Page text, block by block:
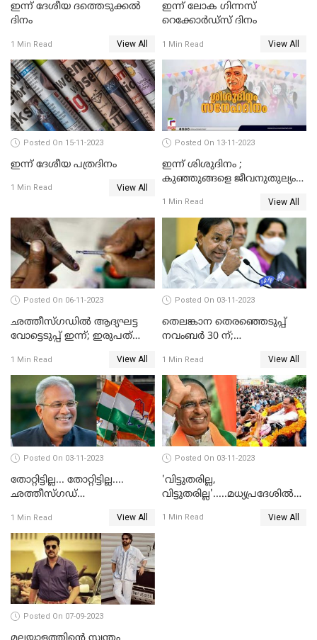
ഇന്ന് ദേശീയ ദത്തെടുക്കല്‍
ദിനം
1 Min Read View All
ഇന്ന് ലോക ഗിന്നസ്
റെക്കോര്‍ഡ്‌സ് ദിനം
1 Min Read View All
Posted On 15-11-2023
ഇന്ന് ദേശീയ പത്രദിനം
1 Min Read View All
Posted On 13-11-2023
ഇന്ന് ശിശുദിനം ;
കുഞ്ഞുങ്ങളെ ജീവനുതുല്യം
നെഹ്‌റുവിന്റെ ജന്മദിനം
1 Min Read View All
Posted On 06-11-2023
ഛത്തീസ്ഗഡില്‍ ആദ്യഘട്ട
വോട്ടെടുപ്പ്‌ ഇന്ന്; ഇരുപത്‌
വിധിയെഴുതുക
1 Min Read View All
Posted On 03-11-2023
തെലങ്കാന തെരഞ്ഞെടുപ്പ്
നവംബര്‍ 30 ന്;
മുഖ്യമന്ത്രി ചന്ദ്രശേഖര്‍ റാവു
1 Min Read View All
Posted On 03-11-2023
തോറ്റിട്ടില്ല... തോറ്റിട്ടില്ല....
ഛത്തീസ്ഗഡ്
ഭൂപേഷ് ഭാഗല്‍ തന്നെ
1 Min Read View All
Posted On 03-11-2023
'വിട്ടുതരില്ല,
വിട്ടുതരില്ല'.....മധ്യപ്രദേശില്‍
ശിവരാജ് സിംഗ് ചൗഹാന്‍
1 Min Read View All
Posted On 07-09-2023